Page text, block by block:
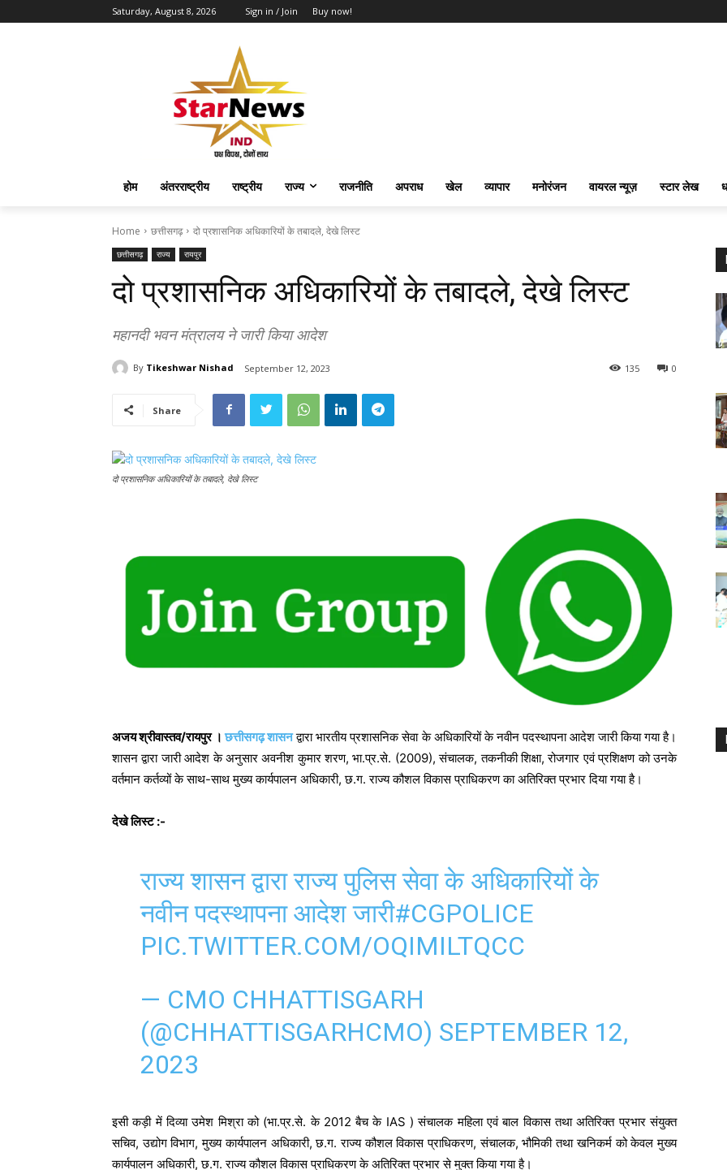
Saturday, August 8, 2026 Sign in / Join Buy now!
होम अंतरराष्ट्रीय राष्ट्रीय राज्य राजनीति अपराध खेल व्यापार मनोरंजन वायरल न्यूज़ स्टार लेख
Home छत्तीसगढ़ दो प्रशासनिक अधिकारियों के तबादले, देखे लिस्ट
छत्तीसगढ़ राज्य रायपुर
दो प्रशासनिक अधिकारियों के तबादले, देखे लिस्ट
महानदी भवन मंत्रालय ने जारी किया आदेश
By Tikeshwar Nishad September 12, 2023 0
135
Share
दो प्रशासनिक अधिकारियों के तबादले, देखे लिस्ट
अजय श्रीवास्तव/रायपुर ।छत्तीसगढ़ शासनद्वारा भारतीय प्रशासनिक सेवा के अधिकारियों के नवीन पदस्थापना आदेश जारी किया गया है।
शासन द्वारा जारी आदेश के अनुसार अवनीश कुमार शरण, भा.प्र.से. (2009), संचालक, तकनीकी शिक्षा, रोजगार एवं प्रशिक्षण को उनके
वर्तमान कर्तव्यों के साथ-साथ मुख्य कार्यपालन अधिकारी, छ.ग. राज्य कौशल विकास प्राधिकरण का अतिरिक्त प्रभार दिया गया है।
देखे लिस्ट :-
राज्य शासन द्वारा राज्य पुलिस सेवा के अधिकारियों के
नवीन पदस्थापना आदेश जारी#CGPOLICE
PIC.TWITTER.COM/OQIMILTQCC
— CMO CHHATTISGARH
(@CHHATTISGARHCMO) SEPTEMBER 12,
2023
इसी कड़ी में दिव्या उमेश मिश्रा को (भा.प्र.से. के 2012 बैच के IAS ) संचालक महिला एवं बाल विकास तथा अतिरिक्त प्रभार संयुक्त
सचिव, उद्योग विभाग, मुख्य कार्यपालन अधिकारी, छ.ग. राज्य कौशल विकास प्राधिकरण, संचालक, भौमिकी तथा खनिकर्म को केवल मुख्य
कार्यपालन अधिकारी, छ.ग. राज्य कौशल विकास प्राधिकरण के अतिरिक्त प्रभार से मुक्त किया गया है।